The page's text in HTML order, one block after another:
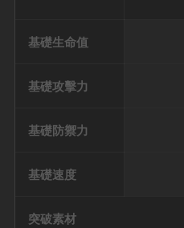
基礎生命值
基礎攻擊力
基礎防禦力
基礎速度
突破素材